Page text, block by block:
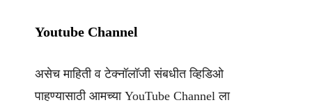
Youtube Channel
असेच माहिती व टेक्नॉलॉजी संबधीत व्हिडिओ
पाहण्यासाठी आमच्या YouTube Channel ला